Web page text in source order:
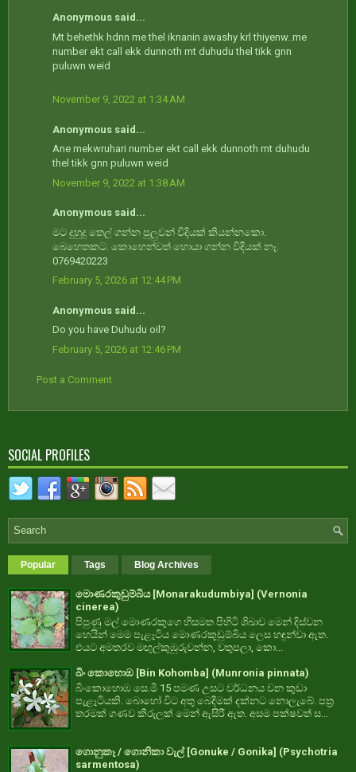
Anonymous said...
Mt behethk hdnn me thel iknanin awashy krl thiyenw..me
number ekt call ekk dunnoth mt duhudu thel tikk gnn
puluwn weid
November 9, 2022 at 1:34 AM
Anonymous said...
Ane mekwruhari number ekt call ekk dunnoth mt duhudu
thel tikk gnn puluwn weid
November 9, 2022 at 1:38 AM
Anonymous said...
මට දුහුදු තෙල් ගන්න පුලුවන් විදියක් කියන්නකො.
බෙහෙතකට. කොහෙන්වත් හොයා ගන්න විදියක් නෑ.
0769420223
February 5, 2026 at 12:44 PM
Anonymous said...
Do you have Duhudu oil?
February 5, 2026 at 12:46 PM
Post a Comment
SOCIAL PROFILES
Popular Tags Blog Archives
මොණරකුඩුම්බිය [Monarakudumbiya] (Vernonia
cinerea)
පිපුණු මල් මොණරකුගෙ හිසමත පිහිටි ශිඛාව මෙන් දිස්වන
හෙයින් මෙම පැළෑටිය මොණරකුඩුම්බිය ලෙස හඳුන්වා ඇත.
එයට අමතරව මඟුල්කුඹුරුවන්න, වතුපලා, කො...
බිං කොහොඹ [Bin Kohomba] (Munronia pinnata)
බිංකොහොඹ සෙ.මි 15 පමණ උසට වර්ධනය වන කුඩා
පැළෑටියකි. බොහෝ විට අතු බෙදීමක් දක්නට නොලැබේ. පත්‍ර
තරමක් ගණව කිරුලක් මෙන් ඇසිරී ඇත. අසම පක්ෂවත් ස...
ගොනුකෑ / ගොනිකා වැල් [Gonuke / Gonika] (Psychotria
sarmentosa)